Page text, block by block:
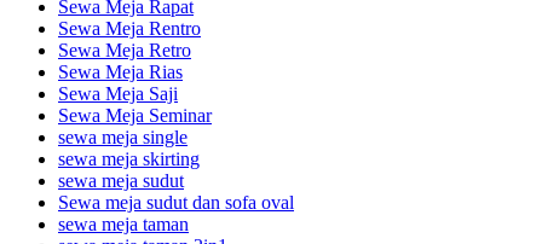
Sewa Meja Rapat
Sewa Meja Rentro
Sewa Meja Retro
Sewa Meja Rias
Sewa Meja Saji
Sewa Meja Seminar
sewa meja single
sewa meja skirting
sewa meja sudut
Sewa meja sudut dan sofa oval
sewa meja taman